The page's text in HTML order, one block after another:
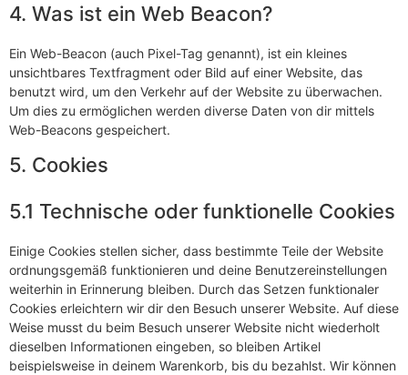
4. Was ist ein Web Beacon?
Ein Web-Beacon (auch Pixel-Tag genannt), ist ein kleines
unsichtbares Textfragment oder Bild auf einer Website, das
benutzt wird, um den Verkehr auf der Website zu überwachen.
Um dies zu ermöglichen werden diverse Daten von dir mittels
Web-Beacons gespeichert.
5. Cookies
5.1 Technische oder funktionelle Cookies
Einige Cookies stellen sicher, dass bestimmte Teile der Website
ordnungsgemäß funktionieren und deine Benutzereinstellungen
weiterhin in Erinnerung bleiben. Durch das Setzen funktionaler
Cookies erleichtern wir dir den Besuch unserer Website. Auf diese
Weise musst du beim Besuch unserer Website nicht wiederholt
dieselben Informationen eingeben, so bleiben Artikel
beispielsweise in deinem Warenkorb, bis du bezahlst. Wir können